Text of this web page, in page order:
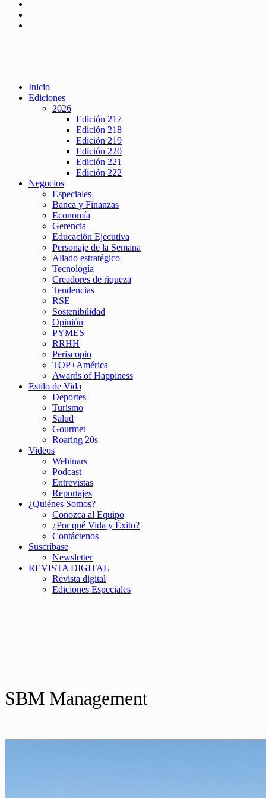
Inicio
Ediciones
2026
Edición 217
Edición 218
Edición 219
Edición 220
Edición 221
Edición 222
Negocios
Especiales
Banca y Finanzas
Economía
Gerencia
Educación Ejecutiva
Personaje de la Semana
Aliado estratégico
Tecnología
Creadores de riqueza
Tendencias
RSE
Sostenibilidad
Opinión
PYMES
RRHH
Periscopio
TOP+América
Awards of Happiness
Estilo de Vida
Deportes
Turismo
Salud
Gourmet
Roaring 20s
Videos
Webinars
Podcast
Entrevistas
Reportajes
¿Quiénes Somos?
Conozca al Equipo
¿Por qué Vida y Éxito?
Contáctenos
Suscríbase
Newsletter
REVISTA DIGITAL
Revista digital
Ediciones Especiales
SBM Management